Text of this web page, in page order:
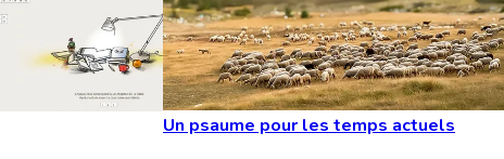
Un psaume pour les temps actuels